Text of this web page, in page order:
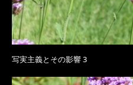
写実主義とその影響 3